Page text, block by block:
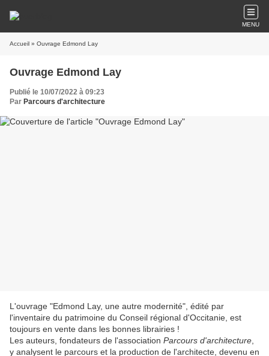
MENU
Accueil » Ouvrage Edmond Lay
Ouvrage Edmond Lay
Publié le 10/07/2022 à 09:23
Par Parcours d'architecture
L'ouvrage "Edmond Lay, une autre modernité", édité par
l'inventaire du patrimoine du Conseil régional d'Occitanie, est
toujours en vente dans les bonnes librairies !
Les auteurs, fondateurs de l'association Parcours d'architecture
y analysent le parcours et la production de l'architecte, devenu en